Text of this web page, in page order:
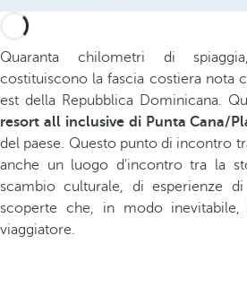
Quaranta chilometri di
costituiscono la fascia costiera nota
est della Repubblica Dominicana.
resort all inclusive di Punta Cana/
del paese. Questo punto di incontro
anche un luogo d'incontro tra la
scambio culturale, di esperienze
scoperte che, in modo inevitabile,
viaggiatore.